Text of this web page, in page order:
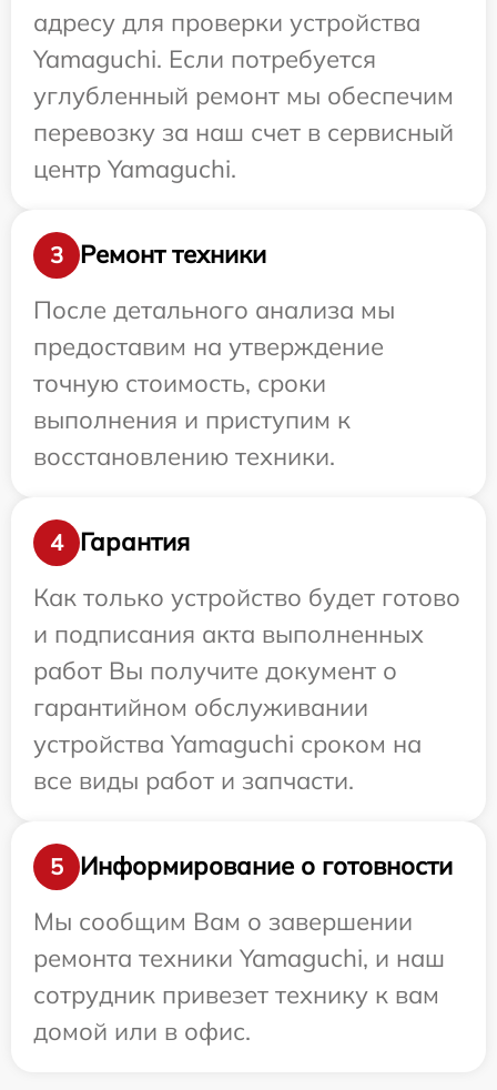
адресу для проверки устройства
Yamaguchi. Если потребуется
углубленный ремонт мы обеспечим
перевозку за наш счет в сервисный
центр Yamaguchi.
3
Ремонт техники
После детального анализа мы
предоставим на утверждение
точную стоимость, сроки
выполнения и приступим к
восстановлению техники.
4
Гарантия
Как только устройство будет готово
и подписания акта выполненных
работ Вы получите документ о
гарантийном обслуживании
устройства Yamaguchi сроком на
все виды работ и запчасти.
5
Информирование о готовности
Мы сообщим Вам о завершении
ремонта техники Yamaguchi, и наш
сотрудник привезет технику к вам
домой или в офис.